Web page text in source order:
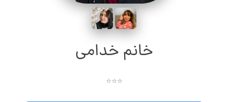
خانم خدامی
⭐⭐⭐